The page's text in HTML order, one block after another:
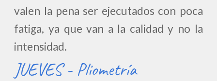
valen la pena ser ejecutados con poca
fatiga, ya que van a la calidad y no la
intensidad.
JUEVES - Pliometría